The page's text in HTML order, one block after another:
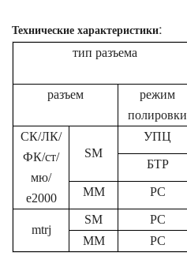
Технические характеристики:
тип разъема
разъем
режим
полировки
СК/ЛК/
ФК/ст/
мю/
е2000
SM
УПЦ
БТР
MM
PC
mtrj
SM PC
MM
PC